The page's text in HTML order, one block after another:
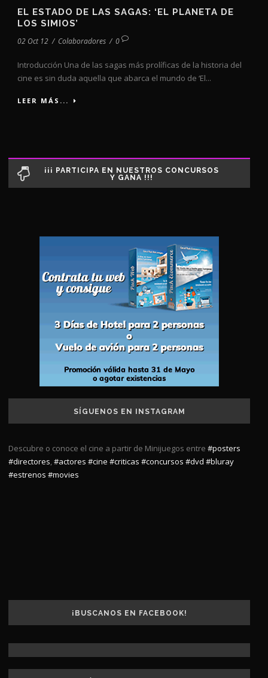
EL ESTADO DE LAS SAGAS: ‘EL PLANETA DE
LOS SIMIOS’
02 Oct 12 / Colaboradores / 0
Introducción Una de las sagas más prolíficas de la historia del
cine es sin duda aquella que abarca el mundo de ‘El...
LEER MÁS...
¡¡¡ PARTICIPA EN NUESTROS CONCURSOS
Y GANA !!!
SÍGUENOS EN INSTAGRAM
Descubre o conoce el cine a partir de Minijuegos entre #posters
#directores,#actores #cine #criticas #concursos #dvd #bluray
#estrenos #movies
¡BUSCANOS EN FACEBOOK!